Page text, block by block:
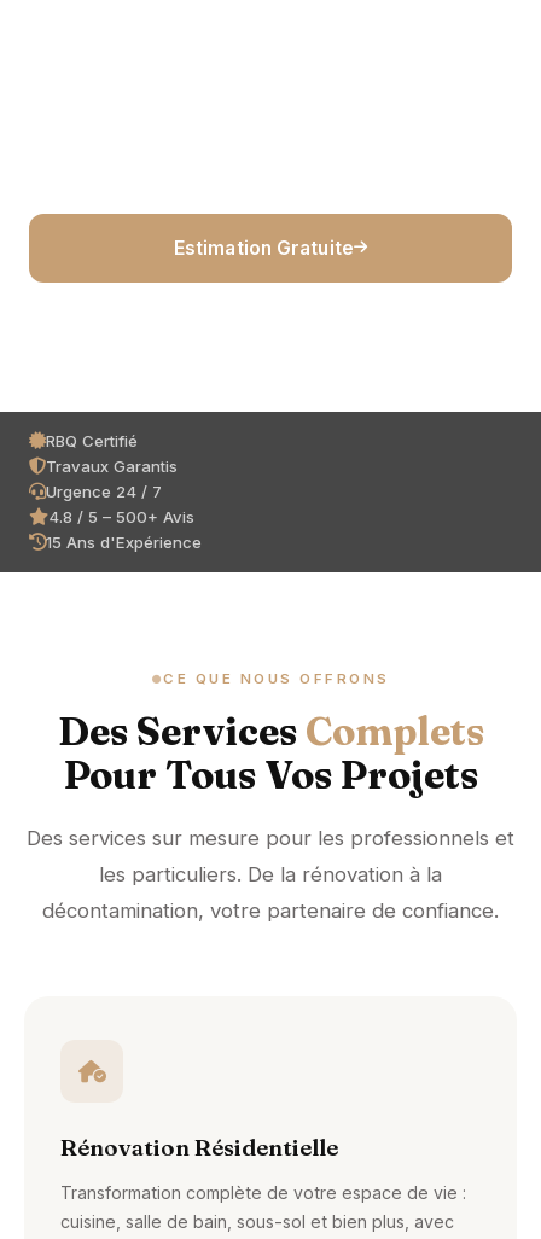
Estimation Gratuite
RBQ Certifié
Travaux Garantis
Urgence 24 / 7
4.8 / 5 – 500+ Avis
15 Ans d'Expérience
CE QUE NOUS OFFRONS
Des Services Complets
Pour Tous Vos Projets
Des services sur mesure pour les professionnels et
les particuliers. De la rénovation à la
décontamination, votre partenaire de confiance.
Rénovation Résidentielle
Transformation complète de votre espace de vie :
cuisine, salle de bain, sous-sol et bien plus, avec